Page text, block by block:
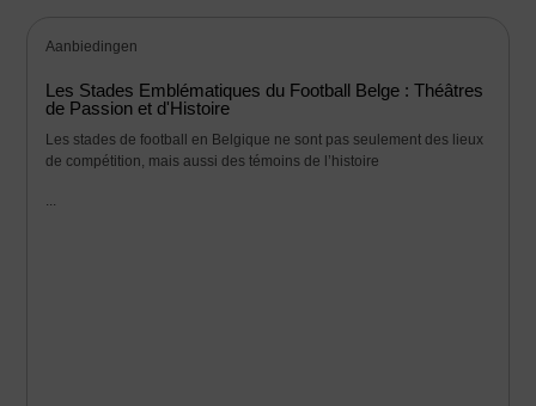
Aanbiedingen
Les Stades Emblématiques du Football Belge : Théâtres
de Passion et d'Histoire
Les stades de football en Belgique ne sont pas seulement des lieux
de compétition, mais aussi des témoins de l’histoire